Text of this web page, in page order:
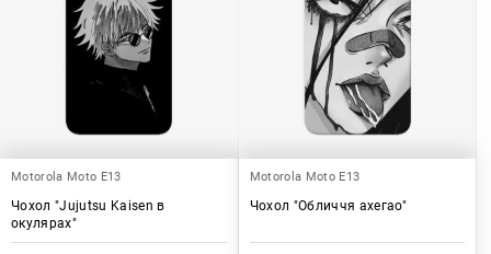
Motorola Moto E13
Чохол "Jujutsu Kaisen в
окулярах"
Motorola Moto E13
Чохол "Обличчя ахегао"